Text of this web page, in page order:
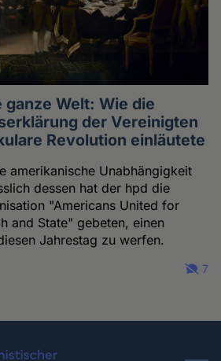
ganze Welt: Wie die
der Vereinigten
Revolution einläutete
amerikanische Unabhängigkeit
dessen hat der hpd die
"Americans United for
and State" gebeten, einen
Jahrestag zu werfen.
7